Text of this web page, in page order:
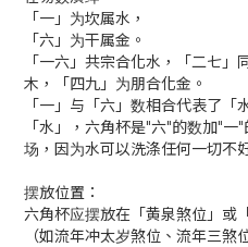
「一」为坎属水，
「六」为干属金。
「一六」共宗合化水，「二七
木，「四九」为朋合化金。
「一」与「六」数相合代表了
「水」，六角杯是"六"的数加"
场，因为水可以洗涤任何一切不
摆放位置：
六角杯应摆放在「黄泉煞位」或
（如流年冲太岁煞位、流年三